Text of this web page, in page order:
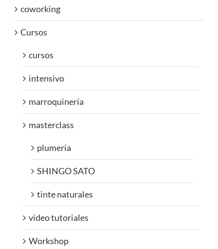
coworking
Cursos
cursos
intensivo
marroquinería
masterclass
plumeria
SHINGO SATO
tinte naturales
video tutoriales
Workshop